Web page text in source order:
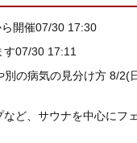
開催07/30 17:30
す07/30 17:11
別の病気の見分け方 8/2(
ど、サウナを中心にフ